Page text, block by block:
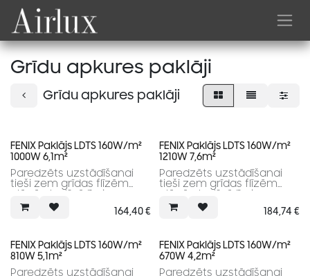
Skip to Content
Grīdu apkures paklāji
Grīdu apkures paklāji
FENIX Paklājs LDTS 160W/m²
1000W 6,1m²
Paredzēts uzstādīšanai
tieši zem grīdas flīzēm
plānā elastīgā līmjavas
kārtā vai pašizlīdzinošā
grīdā. Komplektā nav164,40€
FENIX Paklājs LDTS 160W/m²
1210W 7,6m²
Paredzēts uzstādīšanai
tieši zem grīdas flīzēm
plānā elastīgā līmjavas
kārtā vai pašizlīdzinošā
grīdā. Komplektā nav184,74 €
FENIX Paklājs LDTS 160W/m²
810W 5,1m²
Paredzēts uzstādīšanai
FENIX Paklājs LDTS 160W/m²
670W 4,2m²
Paredzēts uzstādīšanai